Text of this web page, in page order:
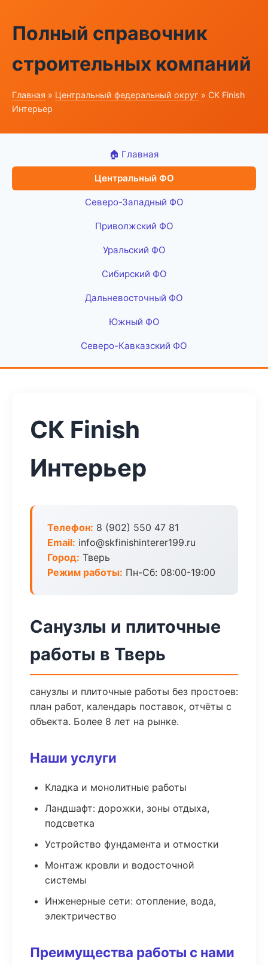
Полный справочник
строительных компаний
Главная » Центральный федеральный округ » СК Finish
Интерьер
🏠 Главная
Центральный ФО
Северо-Западный ФО
Приволжский ФО
Уральский ФО
Сибирский ФО
Дальневосточный ФО
Южный ФО
Северо-Кавказский ФО
СК Finish
Интерьер
Телефон: 8 (902) 550 47 81
Email: info@skfinishinterer199.ru
Город: Тверь
Режим работы: Пн-Сб: 08:00-19:00
Санузлы и плиточные
работы в Тверь
санузлы и плиточные работы без простоев:
план работ, календарь поставок, отчёты с
объекта. Более 8 лет на рынке.
Наши услуги
Кладка и монолитные работы
Ландшафт: дорожки, зоны отдыха,
подсветка
Устройство фундамента и отмостки
Монтаж кровли и водосточной
системы
Инженерные сети: отопление, вода,
электричество
Преимущества работы с нами